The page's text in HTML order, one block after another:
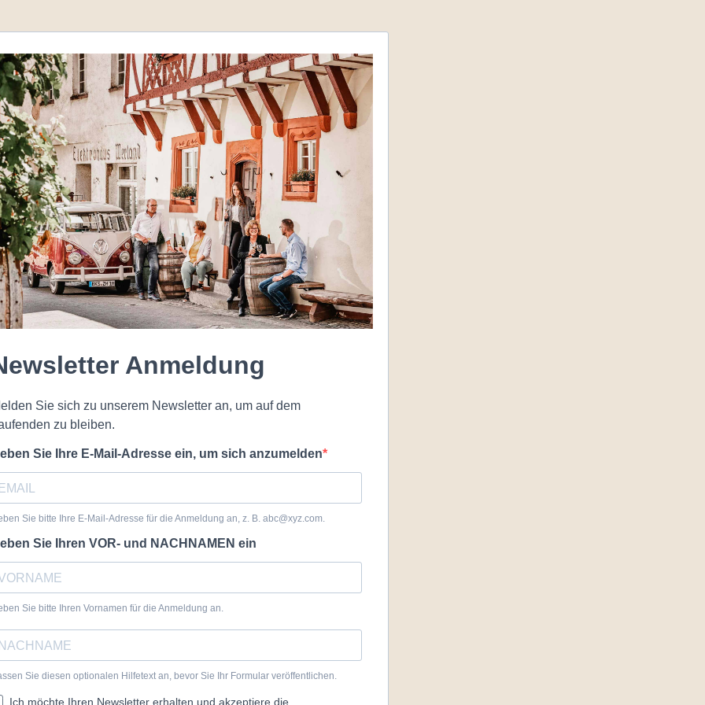
Anmeldung
Sie sich zu unserem Newsletter an, um auf dem
zu bleiben.
Sie Ihre E-Mail-Adresse ein, um sich anzumelden
Sie bitte Ihre E-Mail-Adresse für die Anmeldung an, z. B. abc@xyz.com.
Sie Ihren VOR- und NACHNAMEN ein
Sie bitte Ihren Vornamen für die Anmeldung an.
Sie diesen optionalen Hilfetext an, bevor Sie Ihr Formular veröffentlichen.
Ich möchte Ihren Newsletter erhalten und akzeptiere die